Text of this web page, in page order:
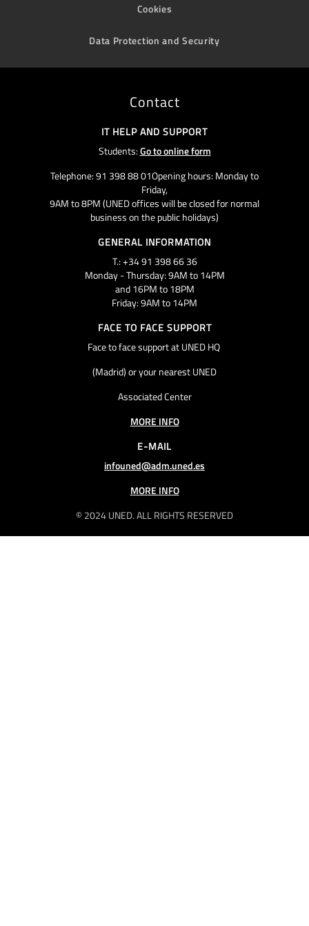
Cookies
Data Protection and Security
© 2024 UNED. ALL RIGHTS RESERVED
Contact
IT HELP AND SUPPORT
Students:Go to online form
Telephone: 91 398 88 01Opening hours: Monday to
Friday,
9AM to 8PM (UNED offices will be closed for normal
business on the public holidays)
GENERAL INFORMATION
T.: +34 91 398 66 36
Monday - Thursday: 9AM to 14PM
and 16PM to 18PM
Friday: 9AM to 14PM
FACE TO FACE SUPPORT
Face to face support at UNED HQ
(Madrid) or your nearest UNED
Associated Center
MORE INFO
E-MAIL
infouned@adm.uned.es
MORE INFO